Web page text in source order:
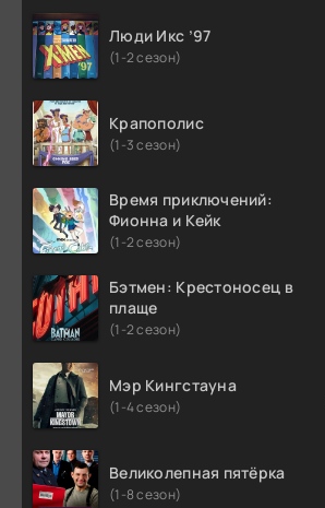
Люди Икс ’97
(1-2 сезон)
Крапополис
(1-3 сезон)
Время приключений:
Фионна и Кейк
(1-2 сезон)
Бэтмен: Крестоносец в
плаще
(1-2 сезон)
Мэр Кингстауна
(1-4 сезон)
Великолепная пятёрка
(1-8 сезон)